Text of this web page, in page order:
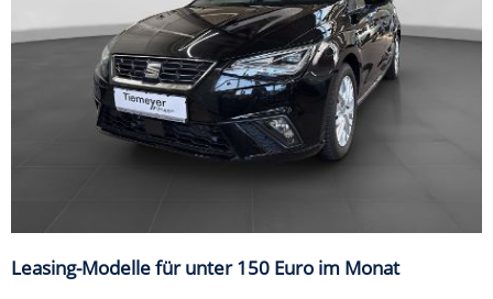
Leasing-Modelle für unter 150 Euro im Monat